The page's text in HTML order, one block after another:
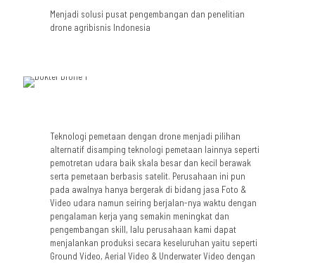
Menjadi solusi pusat pengembangan dan penelitian
drone agribisnis Indonesia
Teknologi pemetaan dengan drone menjadi pilihan
alternatif disamping teknologi pemetaan lainnya seperti
pemotretan udara baik skala besar dan kecil berawak
serta pemetaan berbasis satelit. Perusahaan ini pun
pada awalnya hanya bergerak di bidang jasa Foto &
Video udara namun seiring berjalan-nya waktu dengan
pengalaman kerja yang semakin meningkat dan
pengembangan skill, lalu perusahaan kami dapat
menjalankan produksi secara keseluruhan yaitu seperti
Ground Video, Aerial Video & Underwater Video dengan